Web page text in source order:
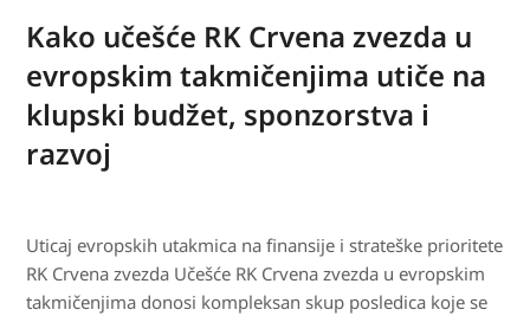
Kako učešće RK Crvena zvezda u
evropskim takmičenjima utiče na
klupski budžet, sponzorstva i
razvoj
Uticaj evropskih utakmica na finansije i strateške prioritete
RK Crvena zvezda Učešće RK Crvena zvezda u evropskim
takmičenjima donosi kompleksan skup posledica koje se